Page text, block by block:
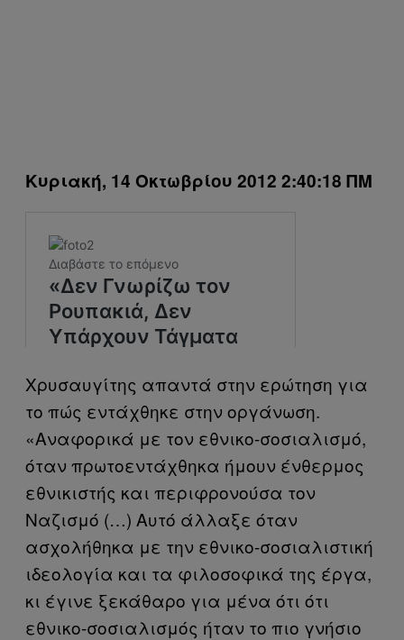
Κυριακή, 14 Οκτωβρίου 2012 2:40:18 ΠΜ
Χρυσαυγίτης απαντά στην ερώτηση για
το πώς εντάχθηκε στην οργάνωση.
«Αναφορικά με τον εθνικο-σοσιαλισμό,
όταν πρωτοεντάχθηκα ήμουν ένθερμος
εθνικιστής και περιφρονούσα τον
Ναζισμό (…) Αυτό άλλαξε όταν
ασχολήθηκα με την εθνικο-σοσιαλιστική
ιδεολογία και τα φιλοσοφικά της έργα,
κι έγινε ξεκάθαρο για μένα ότι ότι
εθνικο-σοσιαλισμός ήταν το πιο γνήσιο